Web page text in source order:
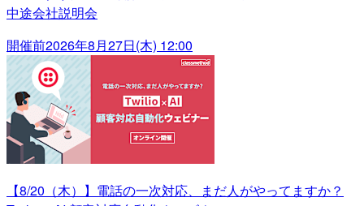
中途会社説明会
開催前2026年8月27日(木) 12:00
【8/20（木）】電話の一次対応、まだ人がやってますか？